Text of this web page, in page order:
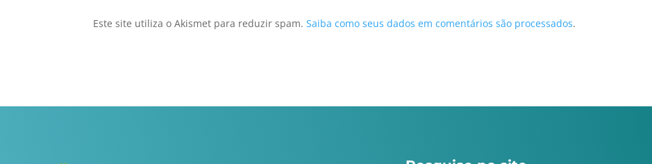
Este site utiliza o Akismet para reduzir spam.Saiba como seus dados em comentários são processados.